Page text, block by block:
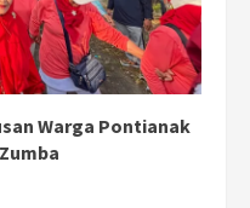
Warga Pontianak